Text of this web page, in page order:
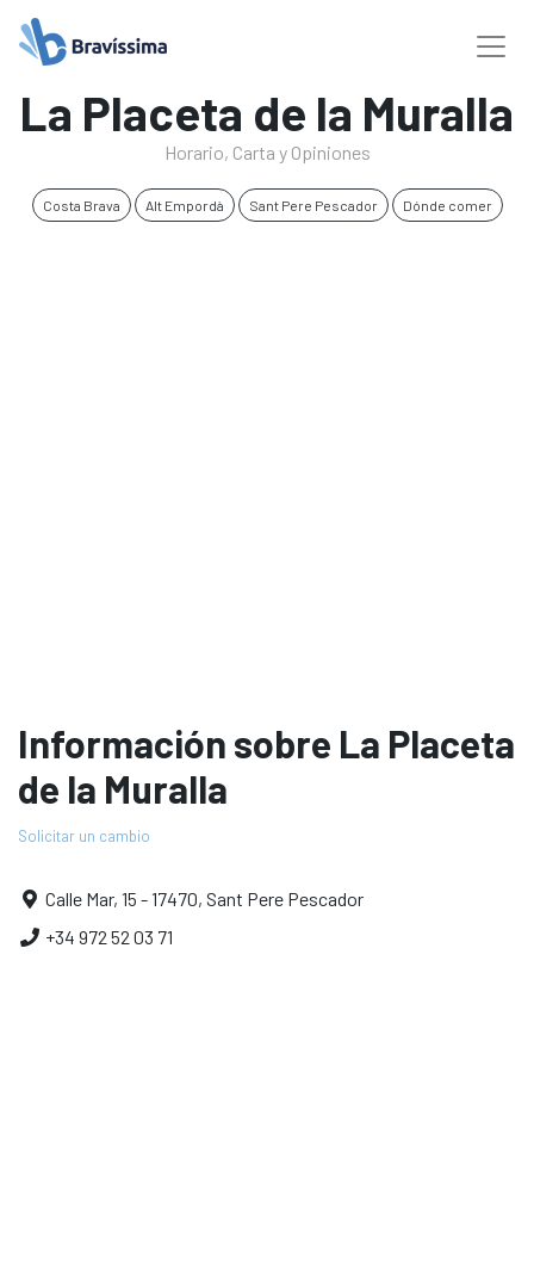
La Placeta de la Muralla
Horario, Carta y Opiniones
Costa Brava Alt Empordà Sant Pere Pescador Dónde comer
Información sobre La Placeta
de la Muralla
Solicitar un cambio
Calle Mar, 15 - 17470, Sant Pere Pescador
+34 972 52 03 71